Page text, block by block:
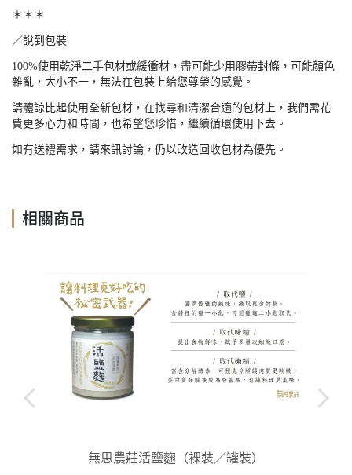
＊＊＊
／說到包裝
100%使用乾淨二手包材或緩衝材，盡可能少用膠帶封條，可能顏色
雜亂，大小不一，無法在包裝上給您尊榮的感覺。
請體諒比起使用全新包材，在找尋和清潔合適的包材上，我們需花
費更多心力和時間，也希望您珍惜，繼續循環使用下去。
如有送禮需求，請來訊討論，仍以改造回收包材為優先。
相關商品
無思農莊活鹽麴（裸裝／罐裝）